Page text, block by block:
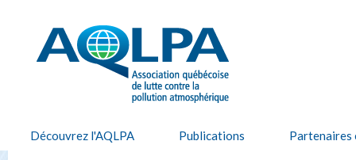
AQLPA
Découvrez l'AQLPA Publications Partenaires